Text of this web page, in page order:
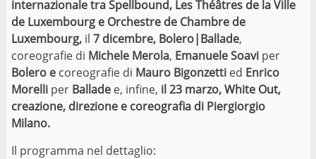
internazionale tra Spellbound, Les Théâtres de la Ville
de Luxembourg e Orchestre de Chambre de
Luxembourg, il 7 dicembre, Bolero|Ballade,
coreografie di Michele Merola, Emanuele Soavi per
Bolero e coreografie di Mauro Bigonzetti ed Enrico
Morelli per Ballade e, infine, il 23 marzo, White Out,
creazione, direzione e coreografia di Piergiorgio
Milano.
Il programma nel dettaglio: